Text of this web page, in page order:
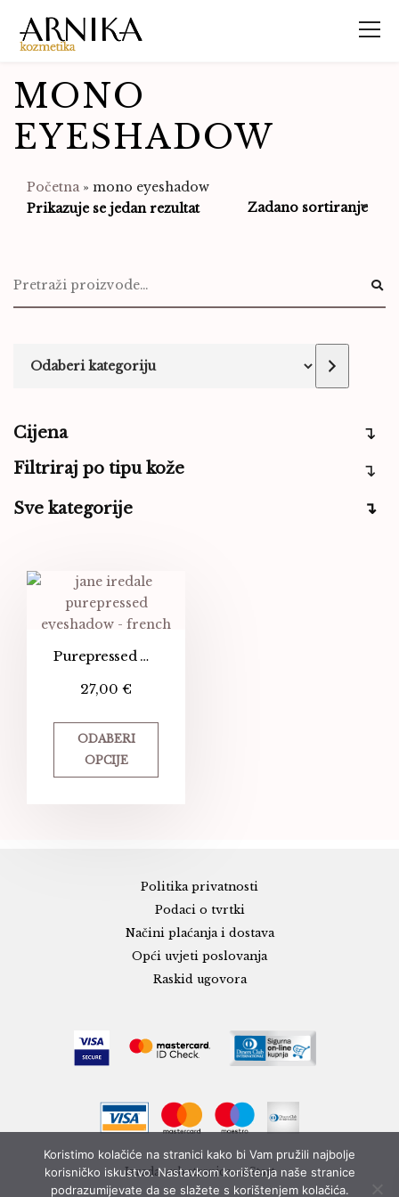
MONO
EYESHADOW
Početna» mono eyeshadow
Prikazuje se jedan rezultat
Cijena
Filtriraj po tipu kože
Sve kategorije
Purepressed Mono Eyeshadow
27,00 €
ODABERI
OPCIJE
Politika privatnosti
Podaci o tvrtki
Načini plaćanja i dostava
Opći uvjeti poslovanja
Raskid ugovora
Izrada web stranice - eStart
Koristimo kolačiće na stranici kako bi Vam pružili najbolje
korisničko iskustvo. Nastavkom korištenja naše stranice
podrazumijevate da se slažete s korištenjem kolačića.